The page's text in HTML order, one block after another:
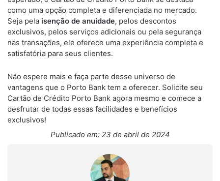
como uma opção completa e diferenciada no mercado.
Seja pela isenção de anuidade, pelos descontos
exclusivos, pelos serviços adicionais ou pela segurança
nas transações, ele oferece uma experiência completa e
satisfatória para seus clientes.
Não espere mais e faça parte desse universo de
vantagens que o Porto Bank tem a oferecer. Solicite seu
Cartão de Crédito Porto Bank agora mesmo e comece a
desfrutar de todas essas facilidades e benefícios
exclusivos!
Publicado em: 23 de abril de 2024